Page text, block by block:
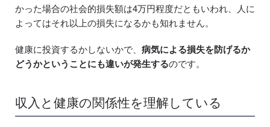
かった場合の社会的損失額は4万円程度だともいわれ、人に
よってはそれ以上の損失になるかも知れません。
健康に投資するかしないかで、 病気による損失を防げるか
どうかということにも違いが発生するのです。
収入と健康の関係性を理解している